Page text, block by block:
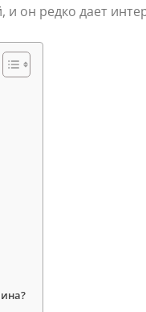
он редко дает